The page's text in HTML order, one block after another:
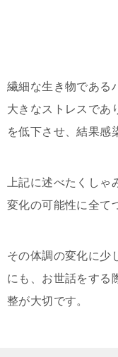
繊細な生き物である
大きなストレスであ
を低下させ、結果感
上記に述べたくし
変化の可能性に全て
その体調の変化に少
にも、お世話をする
整が大切です。